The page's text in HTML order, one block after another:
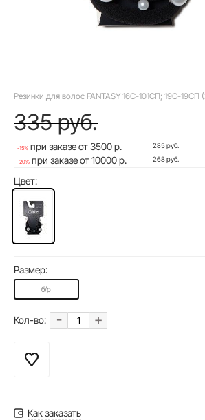
Резинки для волос FANTASY 16С-101СП; 19С-19СП
335 руб.
-15% при заказе от 3500 р. 285 руб.
-20% при заказе от 10000 р. 268 руб.
Цвет:
Размер:
б/р
Кол-во: - +
Как заказать